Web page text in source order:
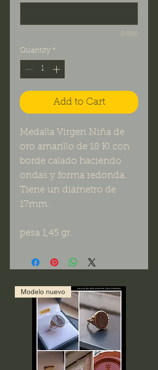
0/500
Quantity *
Add to Cart
Medalla Virgen Niña de
oro amarillo de 18 Kl con
borde calado haciendo
ondas y forma redonda.
Tiene un diámetro de
17mm.
pesa 1,45 gr.
Modelo nuevo